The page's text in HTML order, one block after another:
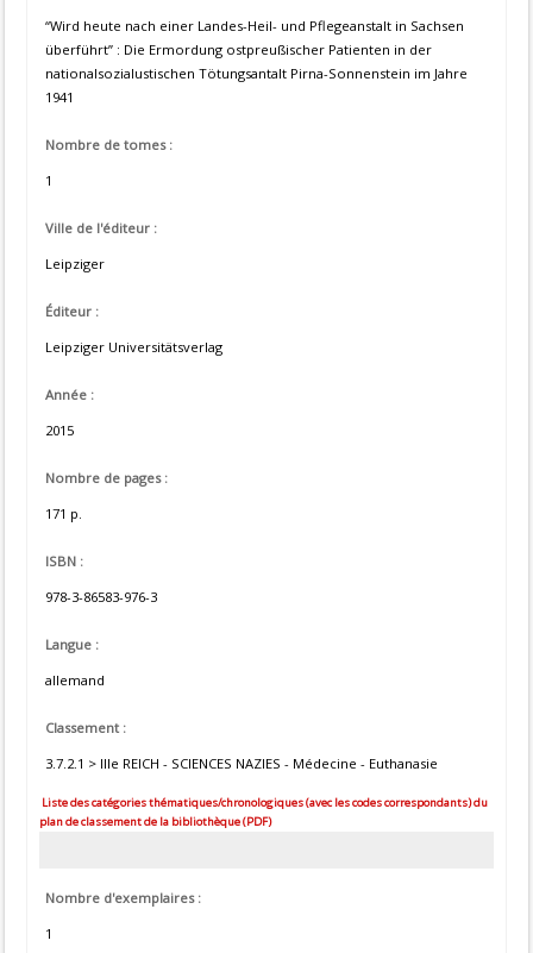
“Wird heute nach einer Landes-Heil- und Pflegeanstalt in Sachsen
überführt” : Die Ermordung ostpreußischer Patienten in der
nationalsozialustischen Tötungsantalt Pirna-Sonnenstein im Jahre
1941
Nombre de tomes :
1
Ville de l'éditeur :
Leipziger
Éditeur :
Leipziger Universitätsverlag
Année :
2015
Nombre de pages :
171 p.
ISBN :
978-3-86583-976-3
Langue :
allemand
Classement :
3.7.2.1 > IIIe REICH - SCIENCES NAZIES - Médecine - Euthanasie
Liste des catégories thématiques/chronologiques (avec les codes correspondants) du
plan de classement de la bibliothèque (PDF)
Nombre d'exemplaires :
1